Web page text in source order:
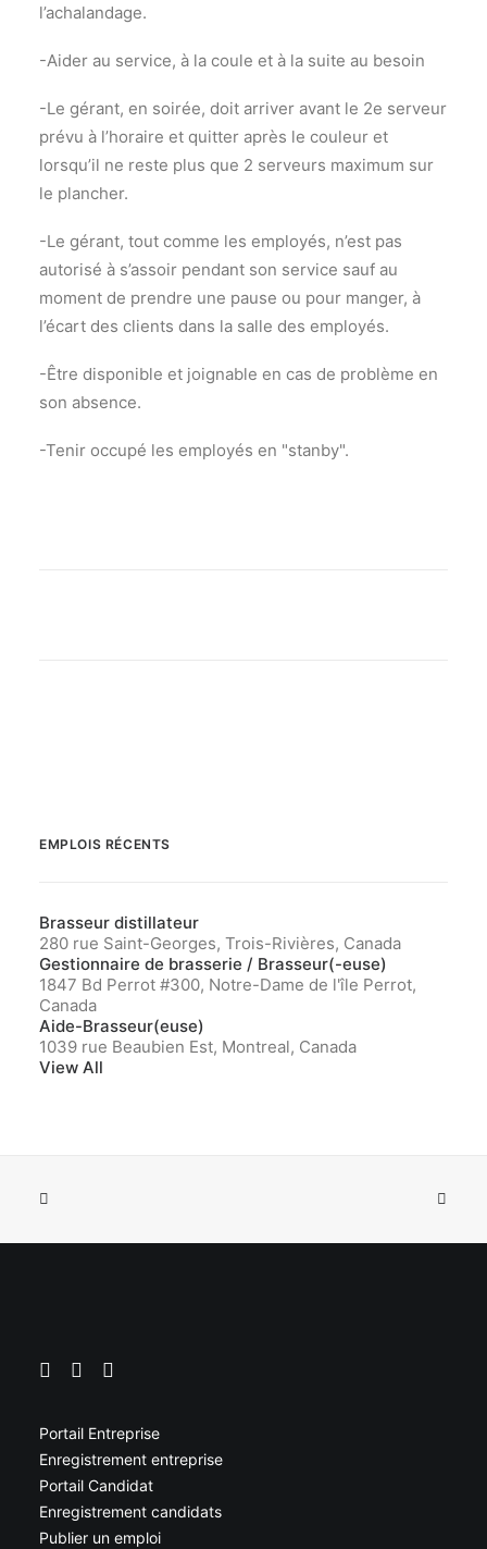
l’achalandage.
-Aider au service, à la coule et à la suite au besoin
-Le gérant, en soirée, doit arriver avant le 2e serveur
prévu à l’horaire et quitter après le couleur et
lorsqu’il ne reste plus que 2 serveurs maximum sur
le plancher.
-Le gérant, tout comme les employés, n’est pas
autorisé à s’assoir pendant son service sauf au
moment de prendre une pause ou pour manger, à
l’écart des clients dans la salle des employés.
-Être disponible et joignable en cas de problème en
son absence.
-Tenir occupé les employés en "stanby".
EMPLOIS RÉCENTS
Brasseur distillateur
280 rue Saint-Georges, Trois-Rivières, Canada
Gestionnaire de brasserie / Brasseur(-euse)
1847 Bd Perrot #300, Notre-Dame de l'île Perrot,
Canada
Aide-Brasseur(euse)
1039 rue Beaubien Est, Montreal, Canada
View All
Portail Entreprise
Enregistrement entreprise
Portail Candidat
Enregistrement candidats
Publier un emploi